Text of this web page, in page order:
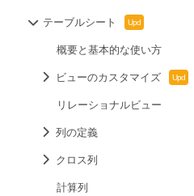
テーブルシート
概要と基本的な使い方
ビューのカスタマイズ
リレーショナルビュー
列の定義
クロス列
計算列